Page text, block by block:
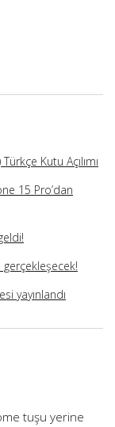
Kutu Açılımı
15 Pro’dan
gerçekleşecek!
yayınlandı
tuşu yerine